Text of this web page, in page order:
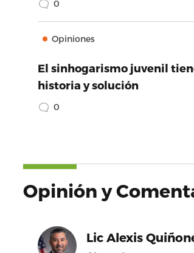
0
Opiniones
El sinhogarismo juvenil
historia y solución
0
Opinión y
Lic Alexis